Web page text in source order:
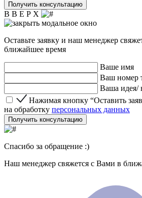
Получить консультацию
В В Е Р Х
Оставьте заявку и наш менеджер
ближайшее время
Ваше имя
Ваш номер
Ваша идея/
Нажимая кнопку “Оставить
Нажимая кнопку “Оставить
на обработку персональных данных
Получить консультацию
Спасибо за обращение :)
Наш менеджер свяжется с Вами в